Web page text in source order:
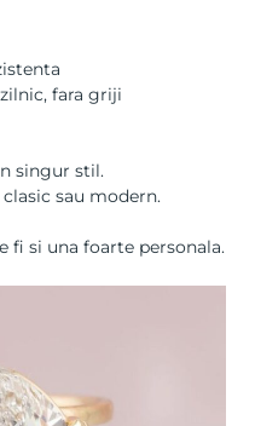
fara griji
singur stil.
sau modern.
fi si una foarte personala.